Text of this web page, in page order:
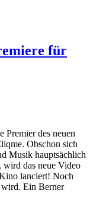
für
Premier des neuen
Obschon sich
Musik hauptsächlich
wird das neue Video
lanciert! Noch
wird. Ein Berner